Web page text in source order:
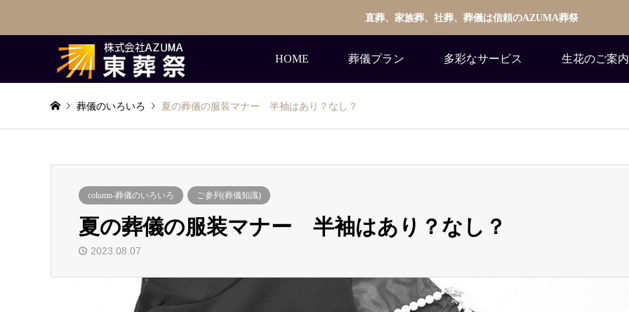
直葬、家族葬、社葬、葬儀は信頼のAZUMA葬祭
HOME 葬儀プラン 多彩なサービス 生花のご案内
葬儀のいろいろ 夏の葬儀の服装マナー 半袖はあり？なし？
column-葬儀のいろいろ ご参列(葬儀知識)
夏の葬儀の服装マナー 半袖はあり？なし？
2023.08.07